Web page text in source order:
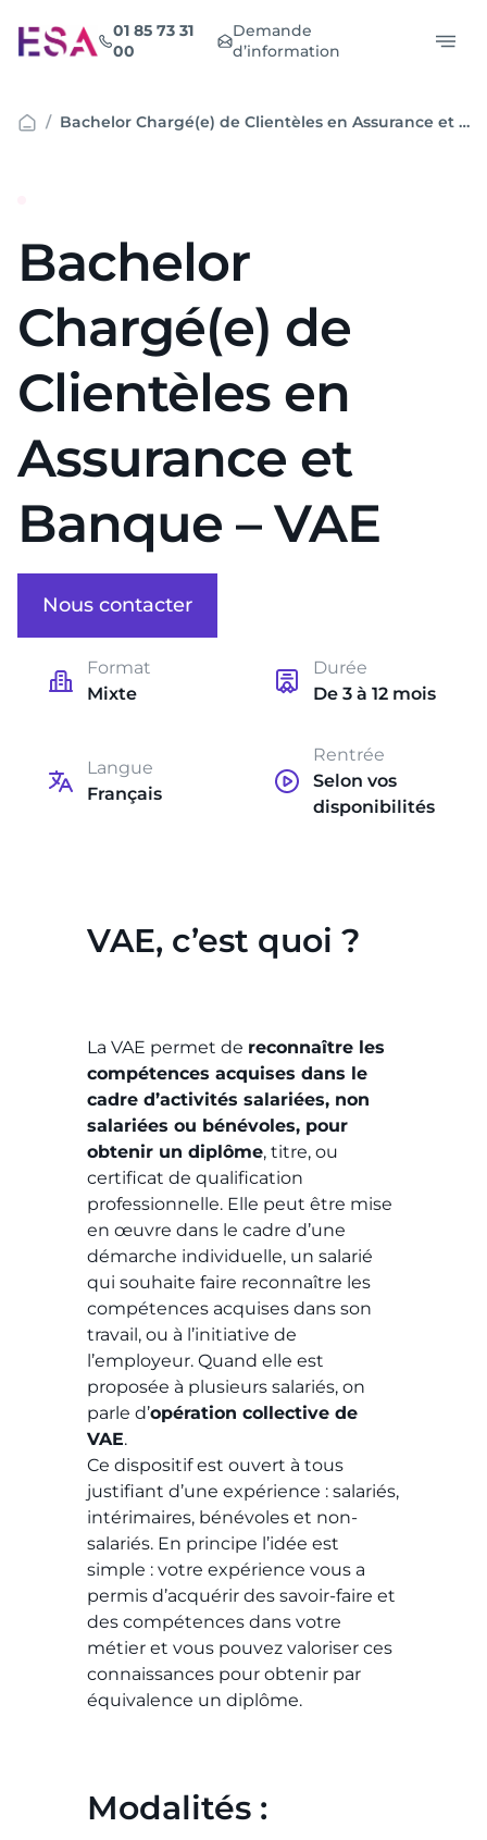
au
contenu
01 85 73 31
00
Demande
d’information
Bachelor Chargé(e) de Clientèles en Assurance et Banque – VAE
Bachelor
Chargé(e) de
Clientèles en
Assurance et
Banque – VAE
Nous contacter
Format
Mixte
Durée
De 3 à 12 mois
Langue
Français
Rentrée
Selon vos
disponibilités
VAE, c’est quoi ?
La VAE permet de reconnaître les
compétences acquises dans le
cadre d’activités salariées, non
salariées ou bénévoles, pour
obtenir un diplôme, titre, ou
certificat de qualification
professionnelle. Elle peut être mise
en œuvre dans le cadre d’une
démarche individuelle, un salarié
qui souhaite faire reconnaître les
compétences acquises dans son
travail, ou à l’initiative de
l’employeur. Quand elle est
proposée à plusieurs salariés, on
parle d’opération collective de
VAE.
Ce dispositif est ouvert à tous
justifiant d’une expérience : salariés,
intérimaires, bénévoles et non-
salariés. En principe l’idée est
simple : votre expérience vous a
permis d’acquérir des savoir-faire et
des compétences dans votre
métier et vous pouvez valoriser ces
connaissances pour obtenir par
équivalence un diplôme.
Modalités :